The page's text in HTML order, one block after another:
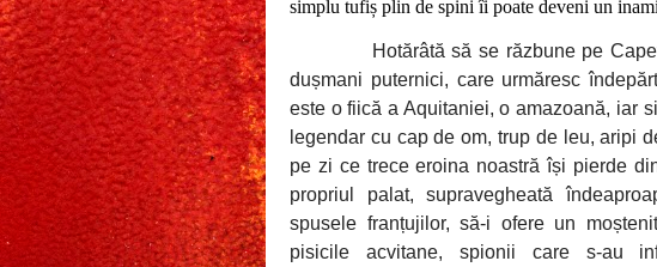
simplu tufiș plin de spini îi poate deveni un
Hotărâtă să se răzbune pe
dușmani puternici, care urmăresc
este o fiică a Aquitaniei, o amazoană, iar
legendar cu cap de om, trup de leu, aripi
pe zi ce trece eroina noastră își pierde
propriul palat, supravegheată
spusele franțujilor, să-i ofere un
pisicile acvitane, spionii care s-au